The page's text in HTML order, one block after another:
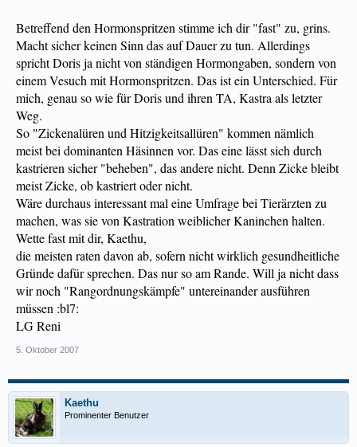
Betreffend den Hormonspritzen stimme ich dir "fast" zu, grins.
Macht sicher keinen Sinn das auf Dauer zu tun. Allerdings
spricht Doris ja nicht von ständigen Hormongaben, sondern von
einem Vesuch mit Hormonspritzen. Das ist ein Unterschied. Für
mich, genau so wie für Doris und ihren TA, Kastra als letzter
Weg.
So "Zickenalüren und Hitzigkeitsallüren" kommen nämlich
meist bei dominanten Häsinnen vor. Das eine lässt sich durch
kastrieren sicher "beheben", das andere nicht. Denn Zicke bleibt
meist Zicke, ob kastriert oder nicht.
Wäre durchaus interessant mal eine Umfrage bei Tierärzten zu
machen, was sie von Kastration weiblicher Kaninchen halten.
Wette fast mit dir, Kaethu,
die meisten raten davon ab, sofern nicht wirklich gesundheitliche
Gründe dafür sprechen. Das nur so am Rande. Will ja nicht dass
wir noch "Rangordnungskämpfe" untereinander ausführen
müssen :bl7:
LG Reni
5. Oktober 2007
Kaethu
Prominenter Benutzer